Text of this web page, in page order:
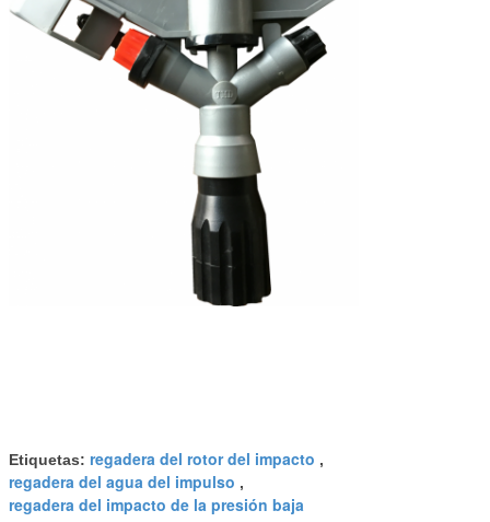
Etiquetas: regadera del rotor del impacto ,
regadera del agua del impulso ,
regadera del impacto de la presión baja